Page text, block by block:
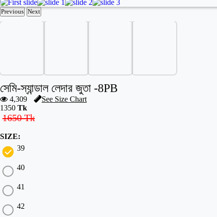
Previous Next
সেমি-স্যান্ডাল লেদার জুতা -8PB
4,309
See Size Chart
1350 Tk
1650Tk
SIZE:
39
40
41
42